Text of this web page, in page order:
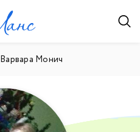
Варвара Монич